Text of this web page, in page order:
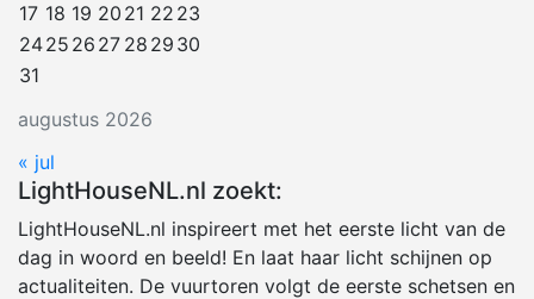
augustus 2026
17 18 19 20 21 22 23
2425 26 27 28 29 30
31
« jul
LightHouseNL.nl zoekt:
LightHouseNL.nl inspireert met het eerste licht van de
dag in woord en beeld! En laat haar licht schijnen op
actualiteiten. De vuurtoren volgt de eerste schetsen en